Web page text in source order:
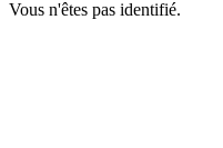
Vous n'êtes pas identifié.